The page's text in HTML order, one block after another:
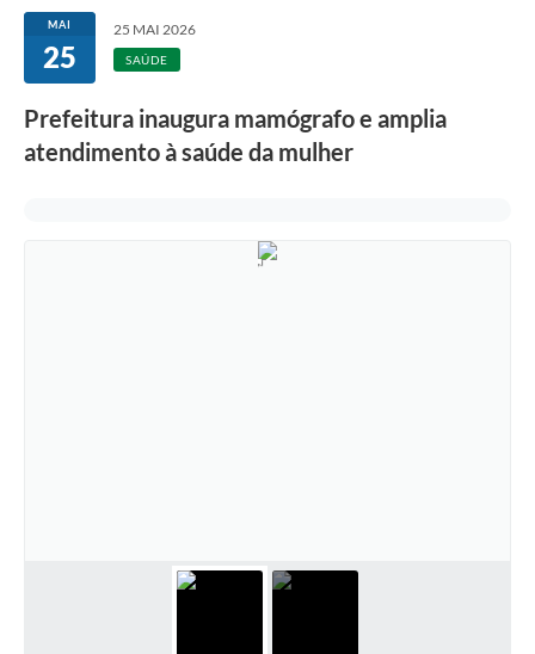
MAI
25
25 MAI 2026
SAÚDE
Prefeitura inaugura mamógrafo e amplia
atendimento à saúde da mulher